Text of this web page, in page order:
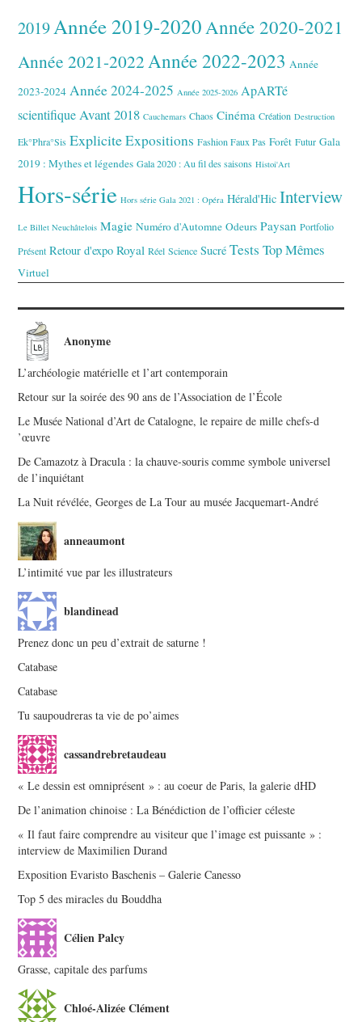
2019Année 2019-2020 Année 2020-2021
Année 2021-2022Année 2022-2023 Année
2023-2024 Année 2024-2025 Année 2025-2026 ApARTé
scientifique Avant 2018 Cauchemars Chaos Cinéma Création Destruction
Ek°Phra°Sis ExpliciteExpositions Fashion Faux Pas Forêt Futur Gala
2019 : Mythes et légendes Gala 2020 : Au fil des saisons Histoi'Art
Hors-série Hors série Gala 2021 : Opéra Hérald'Hic Interview
Le Billet Neuchâtelois Magie Numéro d'Automne Odeurs Paysan Portfolio
Présent Retour d'expo Royal Réel Science Sucré Tests Top Mêmes
Virtuel
Anonyme
L’archéologie matérielle et l’art contemporain
Retour sur la soirée des 90 ans de l’Association de l’École
Le Musée National d’Art de Catalogne, le repaire de mille chefs-d
’œuvre
De Camazotz à Dracula : la chauve-souris comme symbole universel
de l’inquiétant
La Nuit révélée, Georges de La Tour au musée Jacquemart-André
anneaumont
L’intimité vue par les illustrateurs
blandinead
Prenez donc un peu d’extrait de saturne !
Catabase
Catabase
Tu saupoudreras ta vie de po’aimes
cassandrebretaudeau
« Le dessin est omniprésent » : au coeur de Paris, la galerie dHD
De l’animation chinoise : La Bénédiction de l’officier céleste
« Il faut faire comprendre au visiteur que l’image est puissante » :
interview de Maximilien Durand
Exposition Evaristo Baschenis – Galerie Canesso
Top 5 des miracles du Bouddha
Célien Palcy
Grasse, capitale des parfums
Chloé-Alizée Clément